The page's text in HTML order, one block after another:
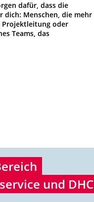
dafür, dass die
Menschen, die mehr
Projektleitung oder
Teams, das
und